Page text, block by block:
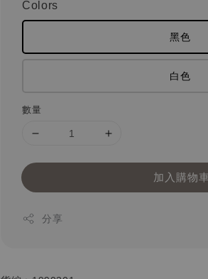
Colors
黑色
白色
數量
加入購物
分享